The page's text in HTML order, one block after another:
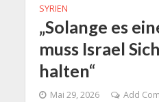
SYRIEN
„Solange es
muss Israel
halten“
Mai 29, 2026 Add